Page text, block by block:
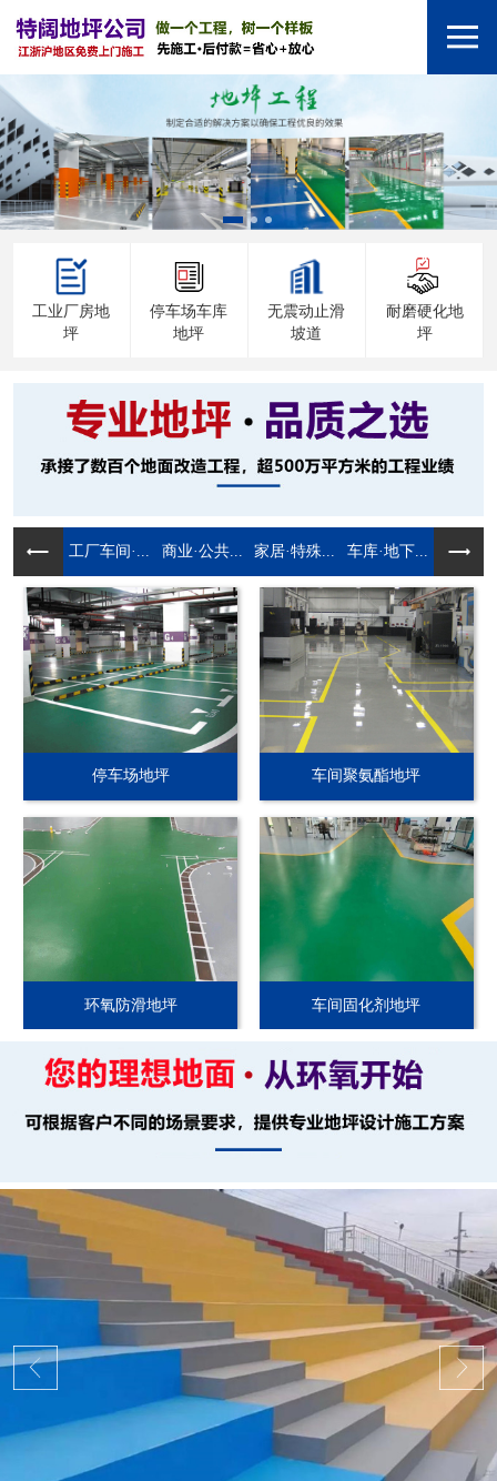
工业厂房地
坪
停车场车库
地坪
无震动止滑
坡道
耐磨硬化地
坪
工厂车间·... 商业·公共... 家居·特殊... 车库·地下...
停车场地坪 车间聚氨酯地坪
环氧防滑地坪 车间固化剂地坪